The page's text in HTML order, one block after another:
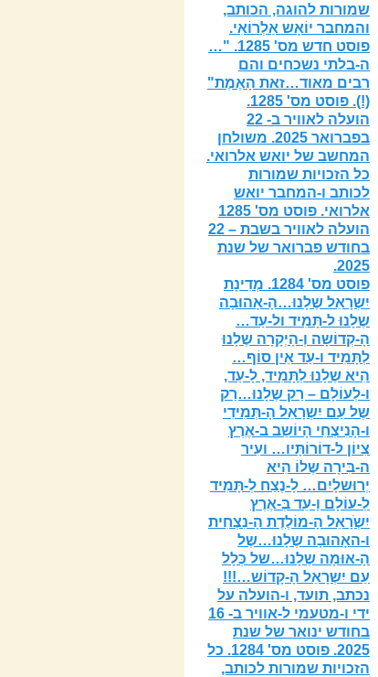
שמורות להוגה, הכותב,
והמחבר יוֹאָש אַלְרוֹאִי.
פוסט חדש מס' 1285. "…
ה-בלתי נשכחים והם
רבים מאוד…זאת הָאֶמֶת"
(!). פוסט מס' 1285.
הועלה לאוויר ב- 22
בפברואר 2025. משולחן
המחשב של יואש אלרואי.
כל הזכויות שמורות
לכותב ו-המחבר יואש
אלרואי. פוסט מס' 1285
הועלה לאוויר בשבת – 22
בחודש פברואר של שנת
2025.
פוסט מס' 1284. מְדִינָת
יִשְרָאֵל שֶלָנוּ…הָ-אָהוּבָה
שֶלָנוּ ל-תָּמִיד ול-עַד…
הָ-קְדוֹשָה וְ-הָיְקָרָה שֶלָנוּ
לְתָּמִיד ו-עַד אֵין סוֹף…
הִיא שֶלָנוּ לְתָּמִיד, לָ-עַד,
ו-לְעוֹלָם – רַק שֶלָנוּ…רַק
שֶל עַם יִשְרָאֵל הָ-תְּמִידִי
ו-הָנִיצְחִי הָיוֹשֵב ב-אֶרֶץ
צִיוֹן ל-דוֹרוֹתָּיו… ועִיר
ה-בִּירָה שֶלוֹ הִיא
יְרוּשלָיִם… לָ-נֶצַח לְ-תָּמִיד
לְ-עוֹלָם וַ-עֵד בְּ-אֶרֶץ
יִשְֹרָאֵל הָ-מוֹלֶדֶת הָ-נִצְחִית
ו-האָהוּבָה שֶלָנוּ…שֶל
הָ-אוּמָה שֶלָנוּ…של כְּלָל
עַם יִשְרָאֵל הָ-קָדוֹש…!!!
נכתב, תועד, ו-הועלה על
ידי ו-מטעמי ל-אוויר ב- 16
בחודש ינואר של שנת
2025. פוסט מס' 1284. כל
הזכויות שמורות לכותב,